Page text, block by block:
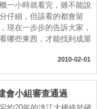
一小時就看完，雖不能說
仔細，但該看的都會留
現在一步步的告訴大家，
哪些東西，才能找到成屋
2010-02-01
小組審查通過